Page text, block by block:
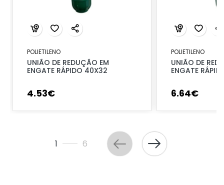
POLIETILENO
UNIÃO DE REDUÇÃO EM
ENGATE RÁPIDO 40X32
4.53€
POLIETILENO
UNIÃO DE
ENGATE
6.64€
1 6